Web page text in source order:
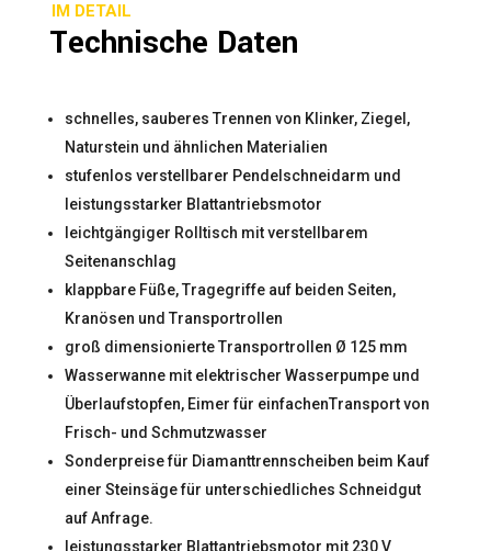
IM DETAIL
Technische Daten
schnelles, sauberes Trennen von Klinker, Ziegel,
Naturstein und ähnlichen Materialien
stufenlos verstellbarer Pendelschneidarm und
leistungsstarker Blattantriebsmotor
leichtgängiger Rolltisch mit verstellbarem
Seitenanschlag
klappbare Füße, Tragegriffe auf beiden Seiten,
Kranösen und Transportrollen
groß dimensionierte Transportrollen Ø 125 mm
Wasserwanne mit elektrischer Wasserpumpe und
Überlaufstopfen, Eimer für einfachenTransport von
Frisch- und Schmutzwasser
Sonderpreise für Diamanttrennscheiben beim Kauf
einer Steinsäge für unterschiedliches Schneidgut
auf Anfrage.
leistungsstarker Blattantriebsmotor mit 230 V